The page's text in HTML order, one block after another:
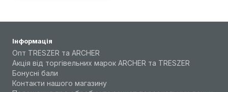
Інформація
Опт TRESZER та ARCHER
Акція від торгівельних марок ARCHER та TRESZER
Бонусні бали
Контакти нашого магазину